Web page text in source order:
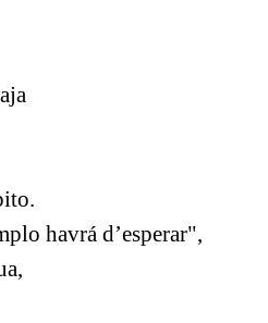
havrá d’esperar",